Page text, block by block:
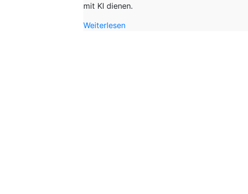
mit KI dienen.
Weiterlesen